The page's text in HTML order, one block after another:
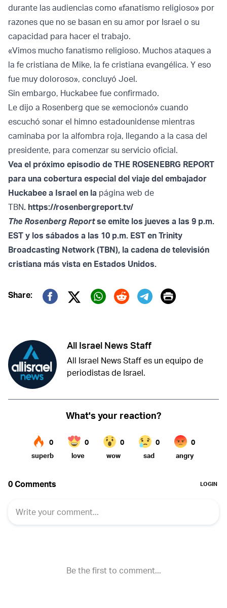
durante las audiencias como «fanatismo religioso» por
razones que no se basan en su amor por Israel o su
capacidad para hacer el trabajo.
«Vimos mucho fanatismo religioso. Muchos ataques a
la fe cristiana de Mike, la fe cristiana evangélica. Y eso
fue muy doloroso», concluyó Joel.
Sin embargo, Huckabee fue confirmado.
Le dijo a Rosenberg que se «emocionó» cuando
escuchó sonar el himno estadounidense mientras
caminaba por la alfombra roja, llegando a la casa del
presidente, para comenzar su servicio oficial.
Vea el próximo episodio de THE ROSENEBRG REPORT
para una cobertura especial del viaje del embajador
Huckabee a Israel en la página web de
TBN. https://rosenbergreport.tv/
The Rosenberg Reportse emite los jueves a las 9 p.m.
EST y los sábados a las 10 p.m. EST en Trinity
Broadcasting Network (TBN), la cadena de televisión
cristiana más vista en Estados Unidos.
Share:
Twitter (X)
Print
All Israel News Staff
All Israel News Staff es un equipo de
periodistas de Israel.